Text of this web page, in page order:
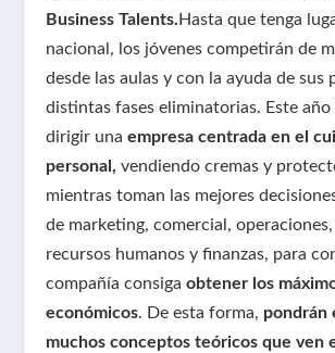
Business Talents. Hasta que tenga
nacional, los jóvenes competirán de
desde las aulas y con la ayuda de sus
distintas fases eliminatorias. Este
dirigir unaempresa centrada en el
personal, vendiendo cremas y
mientras toman las mejores
de marketing, comercial,
recursos humanos y finanzas, para
compañía consigaobtener los
económicos. De esta forma, pondrán
muchos conceptos teóricos que ven